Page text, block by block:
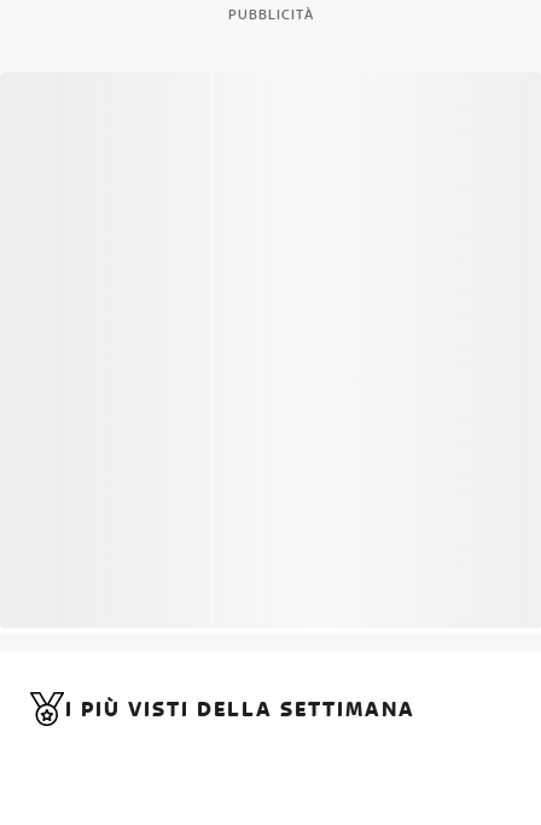
PUBBLICITÀ
I PIÙ VISTI DELLA SETTIMANA